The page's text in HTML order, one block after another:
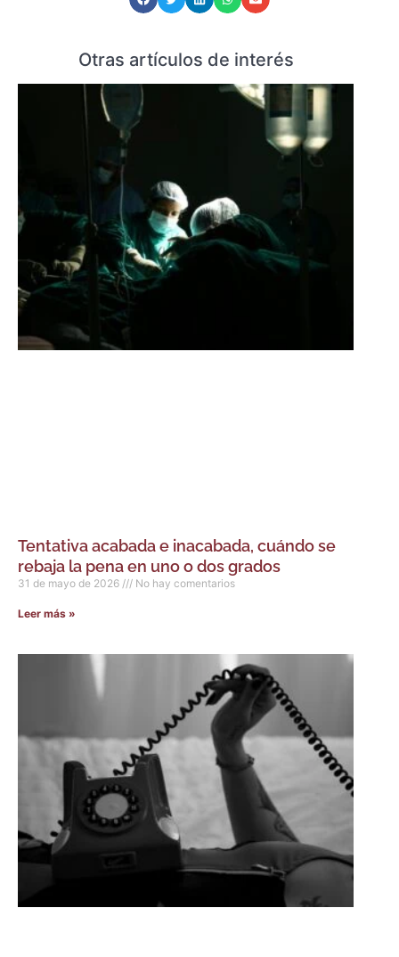
Otras artículos de interés
Tentativa acabada e inacabada, cuándo se
rebaja la pena en uno o dos grados
31 de mayo de 2026 No hay comentarios
Leer más »